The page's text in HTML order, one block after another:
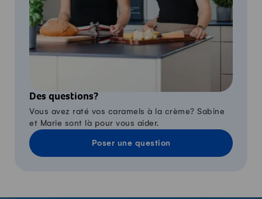
Des questions?
Vous avez raté vos caramels à la crème? Sabine
et Marie sont là pour vous aider.
Poser une question